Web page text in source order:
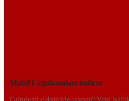
Tarafsız, dinamik ve derinlemesine
bir yelpazede sunduğu haberlerle,
neler olup bittiğini anında öğrenin.
Mobil Uygulamaları indirin
Gündemi cebinizde taşıyın! Yeni